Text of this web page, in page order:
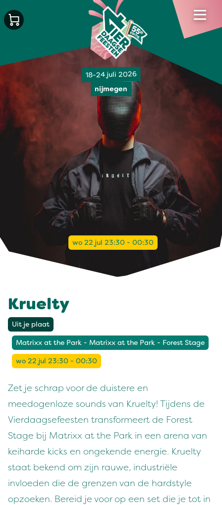
18-24 juli 2026
nijmegen
wo 22 jul 23:30 - 00:30
Kruelty
Uit je plaat
Matrixx at the Park - Matrixx at the Park - Forest Stage
wo 22 jul 23:30 - 00:30
Zet je schrap voor de duistere en
meedogenloze sounds van Kruelty! Tijdens de
Vierdaagsefeesten transformeert de Forest
Stage bij Matrixx at the Park in een arena van
keiharde kicks en ongekende energie. Kruelty
staat bekend om zijn rauwe, industriële
invloeden die de grenzen van de hardstyle
opzoeken. Bereid je voor op een set die je tot in